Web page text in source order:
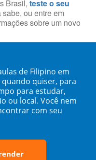
Brasil, teste o seu
ou entre em
sobre um novo
de Filipino em
quando quiser, para
para estudar,
ou local. Você nem
com seu